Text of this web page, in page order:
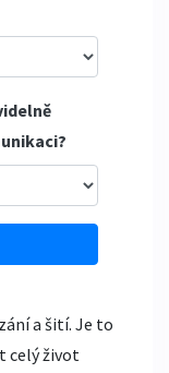
a šití. Je to
celý život